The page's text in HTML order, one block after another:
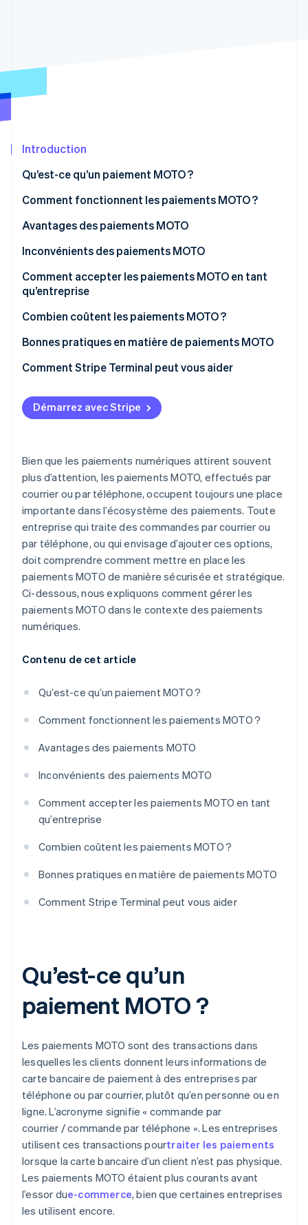
Climate
Vérification de l'identité
Stripe Sessions 2026
Regarder la vidéo
Introduction
Qu’est-ce qu’un paiement MOTO ?
Comment fonctionnent les paiements MOTO ?
Avantages des paiements MOTO
Inconvénients des paiements MOTO
Risque de fraude accru
Rétrofacturations et litiges
Préoccupations en matière de sécurité des données
Frais de traitement plus élevés
Défis opérationnels
Vérification limitée des clients
Comment accepter les paiements MOTO en tant
qu’entreprise
Combien coûtent les paiements MOTO ?
Bonnes pratiques en matière de paiements MOTO
Comment Stripe Terminal peut vous aider
Démarrez avec Stripe
Bien que les paiements numériques attirent souvent
plus d’attention, les paiements MOTO, effectués par
courrier ou par téléphone, occupent toujours une place
importante dans l’écosystème des paiements. Toute
entreprise qui traite des commandes par courrier ou
par téléphone, ou qui envisage d’ajouter ces options,
doit comprendre comment mettre en place les
paiements MOTO de manière sécurisée et stratégique.
Ci-dessous, nous expliquons comment gérer les
paiements MOTO dans le contexte des paiements
numériques.
Contenu de cet article
Qu’est-ce qu’un paiement MOTO ?
Comment fonctionnent les paiements MOTO ?
Avantages des paiements MOTO
Inconvénients des paiements MOTO
Comment accepter les paiements MOTO en tant
qu’entreprise
Combien coûtent les paiements MOTO ?
Bonnes pratiques en matière de paiements MOTO
Comment Stripe Terminal peut vous aider
Qu’est-ce qu’un
paiement MOTO ?
Les paiements MOTO sont des transactions dans
lesquelles les clients donnent leurs informations de
carte bancaire de paiement à des entreprises par
téléphone ou par courrier, plutôt qu’en personne ou en
ligne. L’acronyme signifie « commande par
courrier / commande par téléphone ». Les entreprises
utilisent ces transactions pourtraiter les paiements
lorsque la carte bancaire d’un client n’est pas physique.
Les paiements MOTO étaient plus courants avant
l’essor due-commerce, bien que certaines entreprises
les utilisent encore.